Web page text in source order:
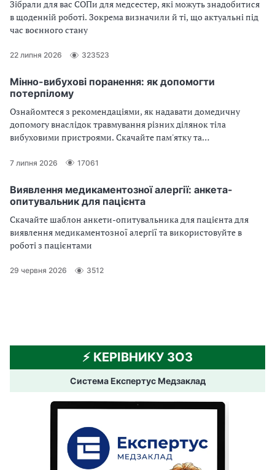
Зібрали для вас СОПи для медсестер, які можуть знадобитися
в щоденній роботі. Зокрема визначили й ті, що актуальні під
час воєнного стану
22 липня 2026 323523
Мінно-вибухові поранення: як допомогти
потерпілому
Ознайомтеся з рекомендаціями, як надавати домедичну
допомогу внаслідок травмування різних ділянок тіла
вибуховими пристроями. Скачайте пам'ятку та
7 липня 2026 17061
Виявлення медикаментозної алергії: анкета-
опитувальник для пацієнта
Скачайте шаблон анкети-опитувальника для пацієнта для
виявлення медикаментозної алергії та використовуйте в
роботі з пацієнтами
29 червня 2026 3512
⚡️ КЕРІВНИКУ ЗОЗ
Система Експертус Медзаклад